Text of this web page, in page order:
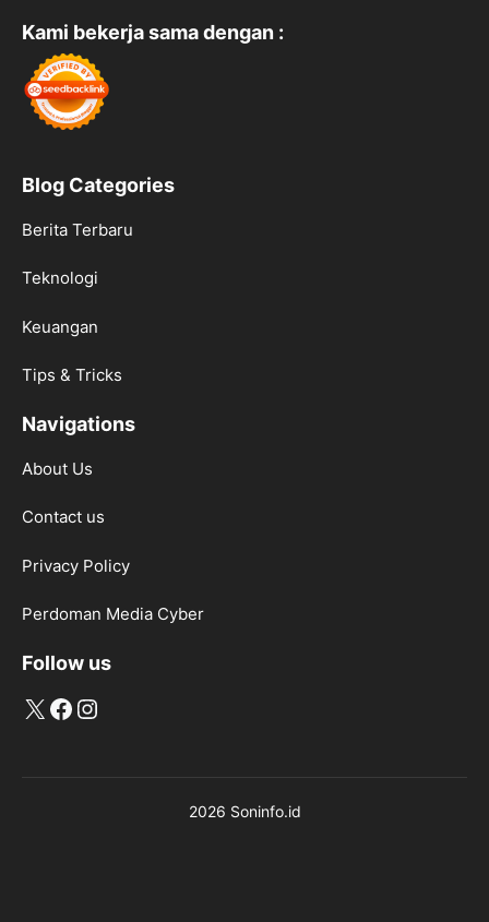
Kami bekerja sama dengan :
Blog Categories
Berita Terbaru
Teknologi
Keuangan
Tips & Tricks
Navigations
About Us
Contact us
Privacy Policy
Perdoman Media Cyber
Follow us
X Facebook
Instagram
2026 Soninfo.id